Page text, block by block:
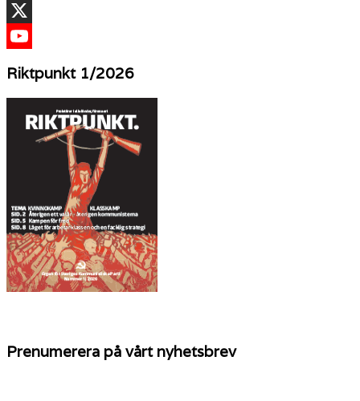
TikTok
X
Riktpunkt 1/2026
Prenumerera på vårt nyhetsbrev